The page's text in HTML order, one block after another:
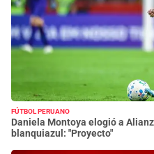
FÚTBOL PERUANO
Daniela Montoya elogió a
blanquiazul: "Proyecto"